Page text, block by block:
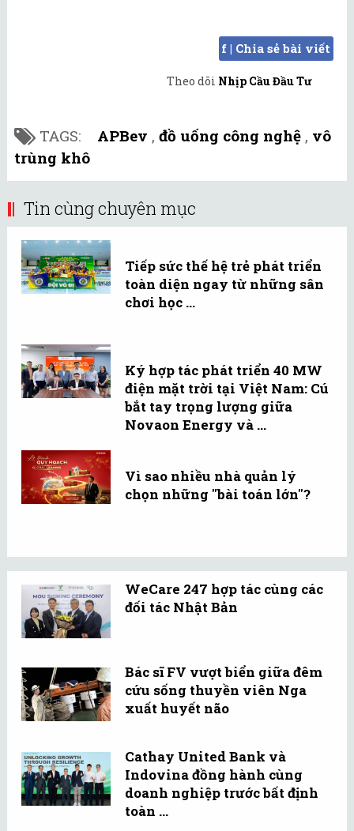
f | Chia sẻ bài viết
Theo dõi Nhịp Cầu Đầu Tư
TAGS: APBev , đồ uống công nghệ , vô
trùng khô
Tin cùng chuyên mục
Tiếp sức thế hệ trẻ phát triển
toàn diện ngay từ những sân
chơi học ...
Ký hợp tác phát triển 40 MW
điện mặt trời tại Việt Nam: Cú
bắt tay trọng lượng giữa
Novaon Energy và ...
Vì sao nhiều nhà quản lý
chọn những "bài toán lớn"?
WeCare 247 hợp tác cùng các
đối tác Nhật Bản
Bác sĩ FV vượt biển giữa đêm
cứu sống thuyền viên Nga
xuất huyết não
Cathay United Bank và
Indovina đồng hành cùng
doanh nghiệp trước bất định
toàn ...